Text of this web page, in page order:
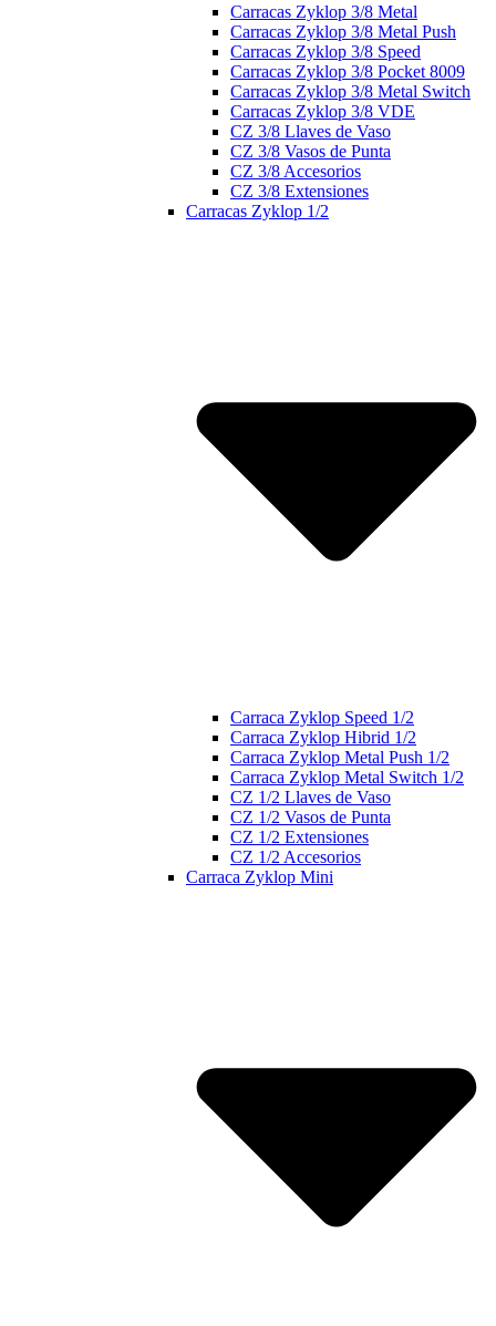
Carracas Zyklop 3/8 Metal
Carracas Zyklop 3/8 Metal Push
Carracas Zyklop 3/8 Speed
Carracas Zyklop 3/8 Pocket 8009
Carracas Zyklop 3/8 Metal Switch
Carracas Zyklop 3/8 VDE
CZ 3/8 Llaves de Vaso
CZ 3/8 Vasos de Punta
CZ 3/8 Accesorios
CZ 3/8 Extensiones
Carracas Zyklop 1/2
Carraca Zyklop Speed 1/2
Carraca Zyklop Hibrid 1/2
Carraca Zyklop Metal Push 1/2
Carraca Zyklop Metal Switch 1/2
CZ 1/2 Llaves de Vaso
CZ 1/2 Vasos de Punta
CZ 1/2 Extensiones
CZ 1/2 Accesorios
Carraca Zyklop Mini